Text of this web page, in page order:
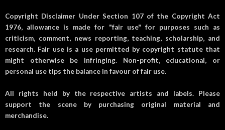
Copyright Disclaimer Under Section 107 of the Copyright Act
1976, allowance is made for "fair use" for purposes such as
criticism, comment, news reporting, teaching, scholarship, and
research. Fair use is a use permitted by copyright statute that
might otherwise be infringing. Non-profit, educational, or
personal use tips the balance in favour of fair use.
All rights held by the respective artists and labels. Please
support the scene by purchasing original material and
merchandise.